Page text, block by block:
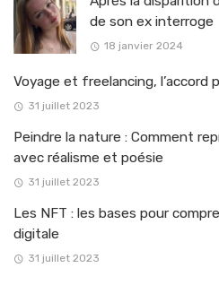
de son ex interroge
18 janvier 2024
Voyage et freelancing, l’accord
31 juillet 2023
Peindre la nature : Comment
avec réalisme et poésie
31 juillet 2023
Les NFT : les bases pour
digitale
31 juillet 2023